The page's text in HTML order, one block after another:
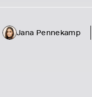
Jana Pennekamp